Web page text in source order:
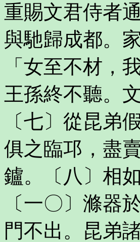
重賜文君侍者
與馳歸成都。
「女至不材，
王孫終不聽。
〔七〕從昆弟
俱之臨邛，盡
鑪。〔八〕相
〔一〇〕滌器
門不出。昆弟